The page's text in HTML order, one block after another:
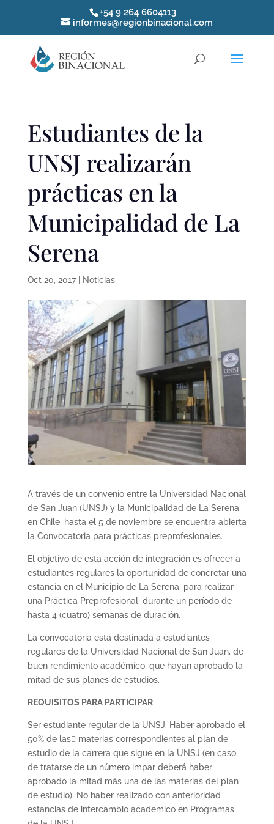
+54 9 264 6604113
informes@regionbinacional.com
Estudiantes de la
UNSJ realizarán
prácticas en la
Municipalidad de La
Serena
Oct 20, 2017| Noticias
A través de un convenio entre la Universidad Nacional
de San Juan (UNSJ) y la Municipalidad de La Serena,
en Chile, hasta el 5 de noviembre se encuentra abierta
la Convocatoria para prácticas preprofesionales.
El objetivo de esta acción de integración es ofrecer a
estudiantes regulares la oportunidad de concretar una
estancia en el Municipio de La Serena, para realizar
una Práctica Preprofesional, durante un período de
hasta 4 (cuatro) semanas de duración.
La convocatoria está destinada a estudiantes
regulares de la Universidad Nacional de San Juan, de
buen rendimiento académico, que hayan aprobado la
mitad de sus planes de estudios.
REQUISITOS PARA PARTICIPAR
Ser estudiante regular de la UNSJ. Haber aprobado el
50% de las materias correspondientes al plan de
estudio de la carrera que sigue en la UNSJ (en caso
de tratarse de un número impar deberá haber
aprobado la mitad más una de las materias del plan
de estudio). No haber realizado con anterioridad
estancias de intercambio académico en Programas